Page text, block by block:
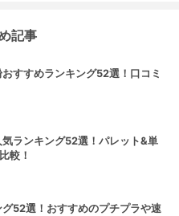
記事
すすめランキング52選！口コミ
ランキング52選！パレット&単
較！
52選！おすすめのプチプラや速